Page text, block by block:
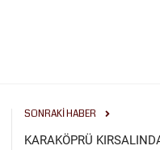
SONRAKI HABER
KARAKÖPRÜ